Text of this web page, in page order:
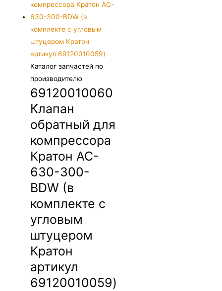
Каталог запчастей по
производителю
69120010060
Клапан
обратный для
компрессора
Кратон AC-
630-300-
BDW (в
комплекте с
угловым
штуцером
Кратон
артикул
69120010059)